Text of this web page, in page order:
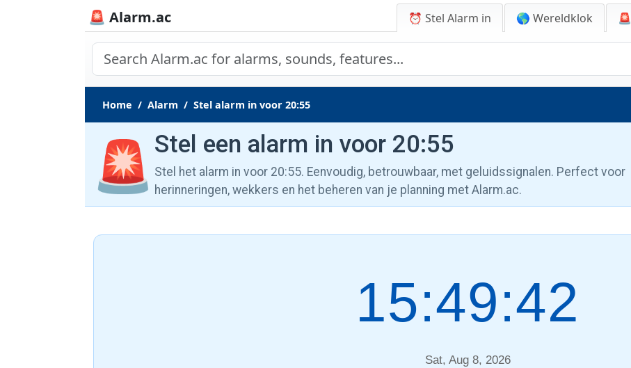
🚨 Alarm.ac ⏰ Stel Alarm in 🌎 Wereldklok 🚨
Home Alarm Stel alarm in voor 20:55
🚨 Stel een alarm in voor 20:55
Stel het alarm in voor 20:55. Eenvoudig, betrouwbaar, met geluidssignalen. Perfect voor
herinneringen, wekkers en het beheren van je planning met Alarm.ac.
15:49:43
Sat, Aug 8, 2026